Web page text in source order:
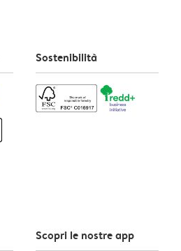
Sostenibilità
Scopri le nostre app